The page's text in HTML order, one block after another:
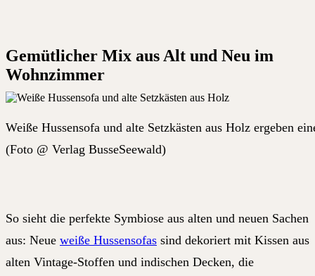
Gemütlicher Mix aus Alt und Neu im
Wohnzimmer
Weiße Hussensofa und alte Setzkästen aus Holz ergeben
(Foto @ Verlag BusseSeewald)
So sieht die perfekte Symbiose aus alten und neuen Sachen
aus: Neue weiße Hussensofas sind dekoriert mit Kissen aus
alten Vintage-Stoffen und indischen Decken, die